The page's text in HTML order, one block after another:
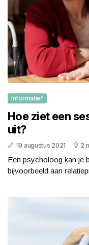
Informatief
Hoe ziet een
uit?
19 augustus 2021 2
Een psycholoog kan je
bijvoorbeeld aan